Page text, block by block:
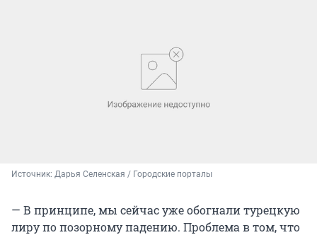
Источник: Дарья Селенская / Городские порталы
— В принципе, мы сейчас уже обогнали турецкую
лиру по позорному падению. Проблема в том, что